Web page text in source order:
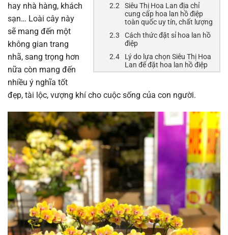
Siêu Thị Hoa Lan địa chỉ
cung cấp hoa lan hồ điệp
toàn quốc uy tín, chất lượng
Cách thức đặt sỉ hoa lan hồ
điệp
Lý do lựa chọn Siêu Thị Hoa
Lan để đặt hoa lan hồ điệp
hay nhà hàng, khách
sạn… Loài cây này
sẽ mang đến một
không gian trang
nhã, sang trọng hơn
nữa còn mang đến
nhiều ý nghĩa tốt
đẹp, tài lộc, vượng khí cho cuộc sống của con người.